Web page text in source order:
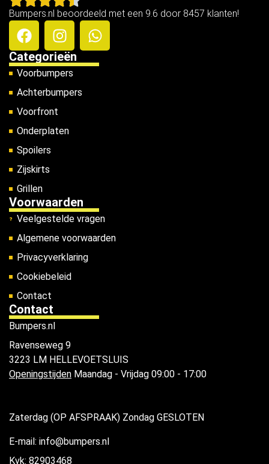
Bumpers.nl beoordeeld met een 9.6 door 8457 klanten!
Categorieën
Voorbumpers
Achterbumpers
Voorfront
Onderplaten
Spoilers
Zijskirts
Grillen
Voorwaarden
Veelgestelde vragen
Algemene voorwaarden
Privacyverklaring
Cookiebeleid
Contact
Contact
Bumpers.nl
Ravenseweg 9
3223 LM HELLEVOETSLUIS
Openingstijden Maandag - Vrijdag 09:00 - 17:00
Zaterdag (OP AFSPRAAK) Zondag GESLOTEN
E-mail: info@bumpers.nl
Kvk: 82903468